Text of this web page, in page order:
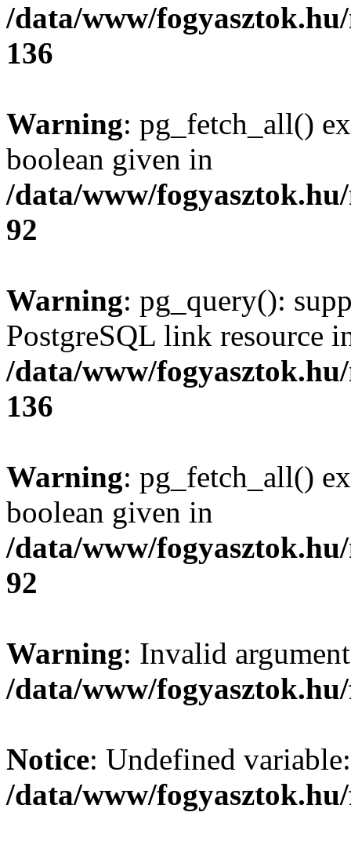
/data/www/
136
Warning: pg_fetch_all()
boolean given in
/data/www/
92
Warning: pg_query():
PostgreSQL link resource
/data/www/
136
Warning: pg_fetch_all()
boolean given in
/data/www/
92
Warning: Invalid
/data/www/
Notice: Undefined
/data/www/